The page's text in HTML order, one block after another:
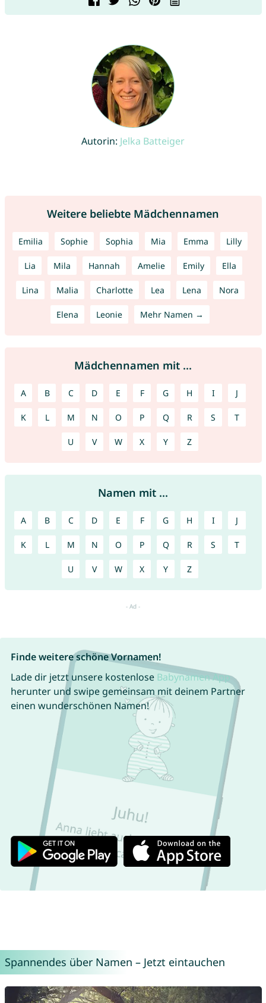
Autorin: Jelka Batteiger
Weitere beliebte Mädchennamen
Emilia Sophie Sophia Mia Emma Lilly
Lia Mila Hannah Amelie Emily Ella
Lina Malia Charlotte Lea Lena Nora
Elena Leonie Mehr Namen →
Mädchennamen mit ...
A B C D E F G H I J
K L M N O P Q R S T
U V W X Y Z
Namen mit ...
A B C D E F G H I J
K L M N O P Q R S T
U V W X Y Z
Finde weitere schöne Vornamen!
Lade dir jetzt unsere kostenlose Babynamen App
herunter und swipe gemeinsam mit deinem Partner
einen wunderschönen Namen!
Spannendes über Namen – Jetzt eintauchen